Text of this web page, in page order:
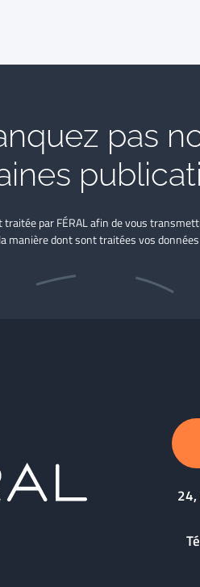
pas
par FÉRAL afin de vous
manière dont sont traitées vos